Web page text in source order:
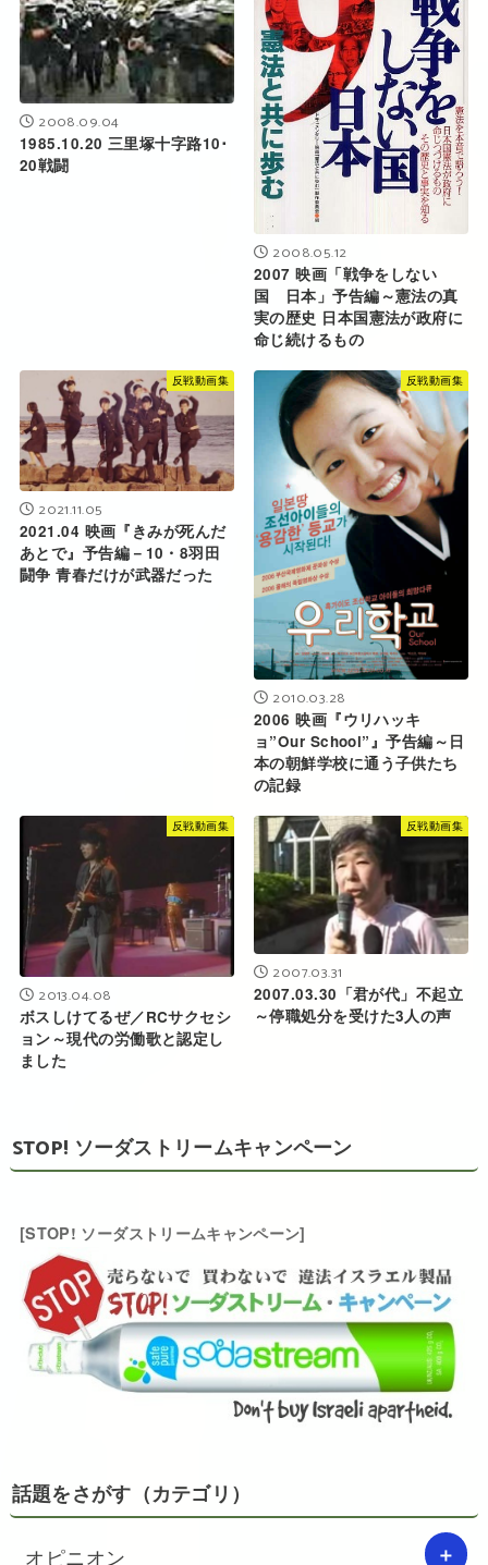
2008.09.04
1985.10.20 三里塚十字路10･
20戦闘
2008.05.12
2007 映画「戦争をしない
国 日本」予告編～憲法の真
実の歴史 日本国憲法が政府に
命じ続けるもの
反戦動画集
2021.11.05
2021.04 映画『きみが死んだ
あとで』予告編－10・8羽田
闘争 青春だけが武器だった
反戦動画集
2010.03.28
2006 映画『ウリハッキ
ョ”Our School”』予告編～日
本の朝鮮学校に通う子供たち
の記録
反戦動画集
2013.04.08
ボスしけてるぜ／RCサクセシ
ョン～現代の労働歌と認定し
ました
反戦動画集
2007.03.31
2007.03.30「君が代」不起立
～停職処分を受けた3人の声
STOP! ソーダストリームキャンペーン
[STOP! ソーダストリームキャンペーン]
話題をさがす（カテゴリ）
オピニオン